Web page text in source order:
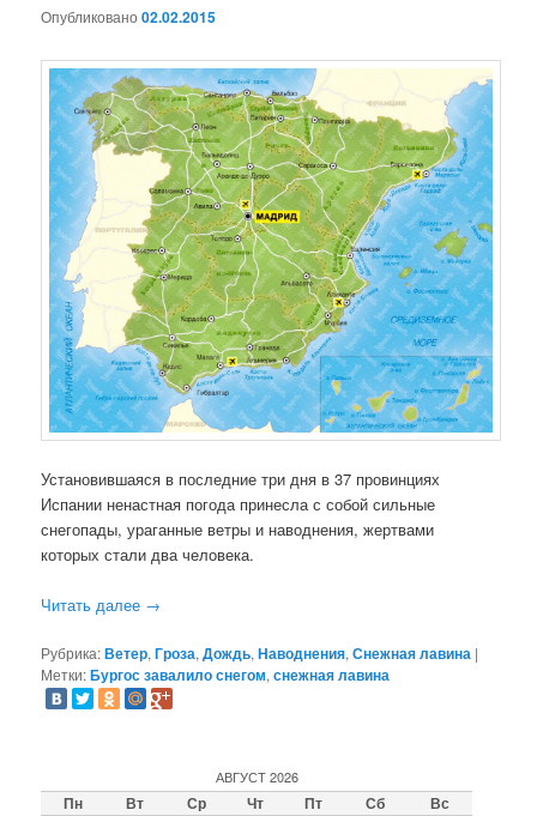
Опубликовано02.02.2015
Установившаяся в последние три дня в 37 провинциях
Испании ненастная погода принесла с собой сильные
снегопады, ураганные ветры и наводнения, жертвами
которых стали два человека.
Читать далее →
Рубрика:Ветер,Гроза,Дождь,Наводнения,Снежная лавина |
Метки:Бургос завалило снегом,снежная лавина
АВГУСТ 2026
Пн Вт Ср Чт Пт Сб Вс